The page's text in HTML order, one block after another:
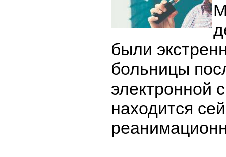
были
больницы
электронной
находится